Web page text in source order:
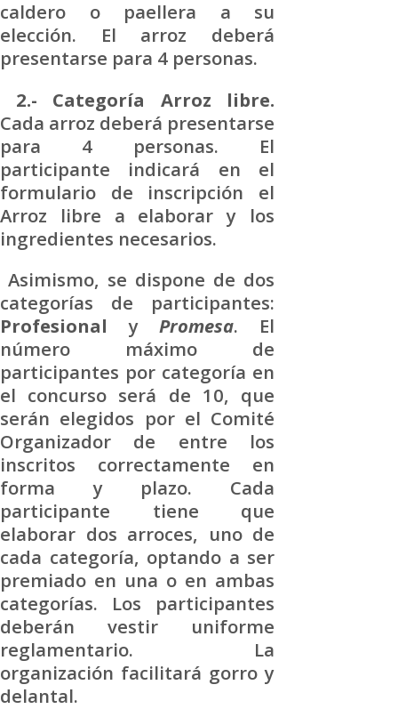
caldero o paellera a su
elección. El arroz deberá
presentarse para 4 personas.
2.- Categoría Arroz libre.
Cada arroz deberá presentarse
para 4 personas. El
participante indicará en el
formulario de inscripción el
Arroz libre a elaborar y los
ingredientes necesarios.
Asimismo, se dispone de dos
categorías de participantes:
ProfesionalyPromesa. El
número máximo de
participantes por categoría en
el concurso será de 10, que
serán elegidos por el Comité
Organizador de entre los
inscritos correctamente en
forma y plazo. Cada
participante tiene que
elaborar dos arroces, uno de
cada categoría, optando a ser
premiado en una o en ambas
categorías. Los participantes
deberán vestir uniforme
reglamentario. La
organización facilitará gorro y
delantal.